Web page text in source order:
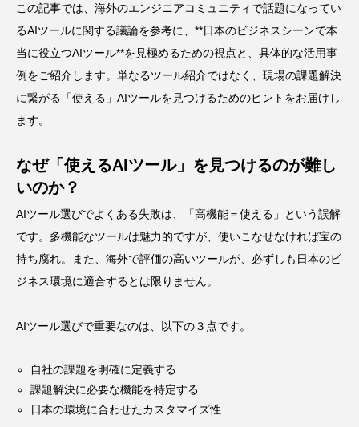
この記事では、海外のエンジニアコミュニティで話題になってい
るAIツールに関する議論を参考に、**日本のビジネスシーンで本
当に役立つAIツール**を見極めるための視点と、具体的な活用事
例をご紹介します。単なるツール紹介ではなく、現場の課題解決
に繋がる「使える」AIツールを見つけるためのヒントをお届けし
ます。
なぜ「使えるAIツール」を見つけるのが難し
いのか？
AIツール選びでよくある失敗は、「高機能＝使える」という誤解
です。多機能なツールは魅力的ですが、使いこなせなければ宝の
持ち腐れ。また、海外で評価の高いツールが、必ずしも日本のビ
ジネス環境に適合するとは限りません。
AIツール選びで重要なのは、以下の３点です。
自社の課題を明確に定義する
課題解決に必要な機能を特定する
日本の環境に合わせたカスタマイズ性